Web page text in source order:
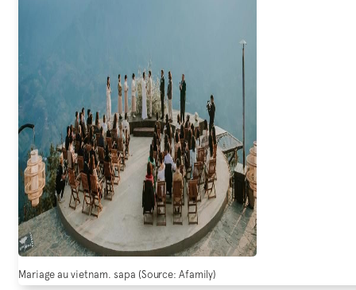
Mariage au vietnam. sapa (Source: Afamily)